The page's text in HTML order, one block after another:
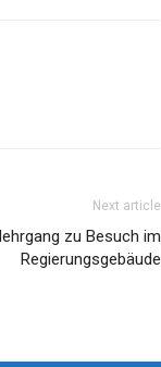
Next article
zu Besuch im
Regierungsgebäude